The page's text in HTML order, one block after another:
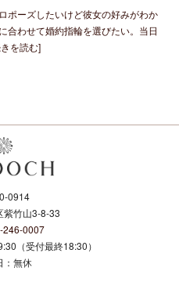
ポーズしたいけど彼女の好みがわか
合わせて婚約指輪を選びたい。当日
を読む]
0914
紫竹山3-8-33
246-0007
（受付最終18:30）
：無休